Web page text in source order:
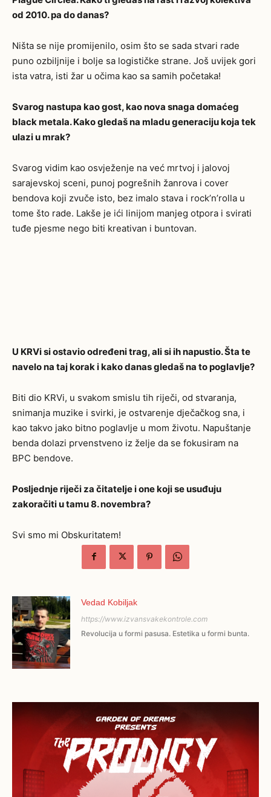
od 2010. pa do danas?
Ništa se nije promijenilo, osim što se sada stvari rade
puno ozbiljnije i bolje sa logističke strane. Još uvijek gori
ista vatra, isti žar u očima kao sa samih početaka!
Svarog nastupa kao gost, kao nova snaga domaćeg
black metala. Kako gledaš na mladu generaciju koja tek
ulazi u mrak?
Svarog vidim kao osvježenje na već mrtvoj i jalovoj
sarajevskoj sceni, punoj pogrešnih žanrova i cover
bendova koji zvuče isto, bez imalo stava i rock’n’rolla u
tome što rade. Lakše je ići linijom manjeg otpora i svirati
tuđe pjesme nego biti kreativan i buntovan.
U KRVi si ostavio određeni trag, ali si ih napustio. Šta te
navelo na taj korak ikako danas gledašna to poglavlje?
Biti dio KRVi, u svakom smislu tih riječi, od stvaranja,
snimanja muzike i svirki, je ostvarenje dječačkog sna, i
kao takvo jako bitno poglavlje u mom životu. Napuštanje
benda dolazi prvenstveno iz želje da se fokusiram na
BPC bendove.
Posljednje riječi za čitatelje i one koji se usuđuju
zakoračiti u tamu 8. novembra?
Svi smo mi Obskuritatem!
Vedad Kobiljak
https://www.izvansvakekontrole.com
Revolucija u formi pasusa. Estetika u formi bunta.